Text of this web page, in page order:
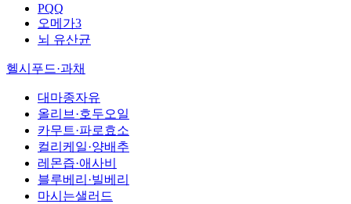
PQQ
오메가3
뇌 유산균
헬시푸드·과채
대마종자유
올리브·호두오일
카무트·파로효소
컬리케일·양배추
레몬즙·애사비
블루베리·빌베리
마시는샐러드